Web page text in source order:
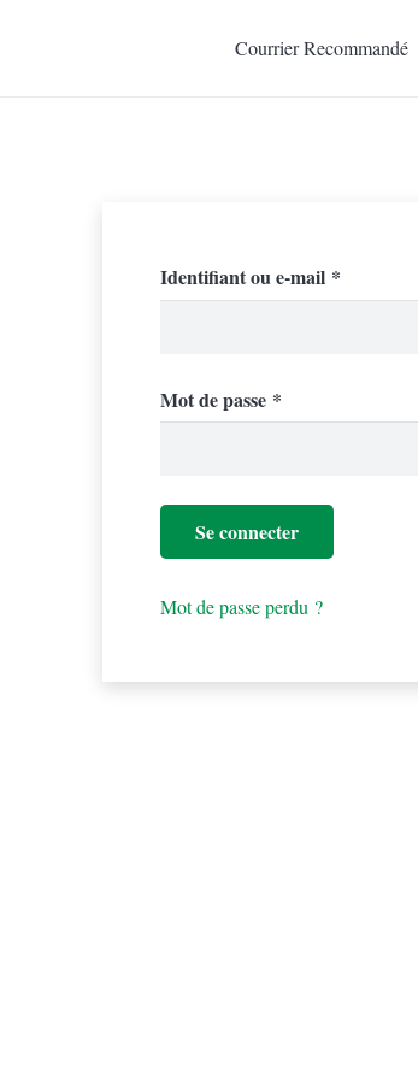
Courrier Recommandé
Identifiant ou e-mail *
Mot de passe *
Se connecter
Mot de passe perdu ?